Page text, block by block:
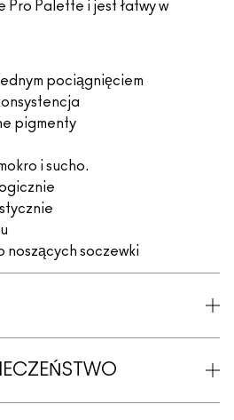
Palette i jest łatwy w
pociągnięciem
pigmenty
i sucho.
noszących soczewki